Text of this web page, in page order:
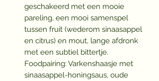
geschakeerd met een mooie
pareling, een mooi samenspel
tussen fruit (wederom sinaasappel
en citrus) en mout, lange afdronk
met een subtiel bittertje.
Foodpairing: Varkenshaasje met
sinaasappel-honingsaus, oude